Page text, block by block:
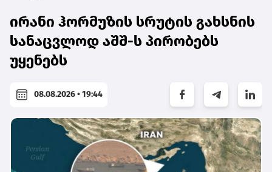
ირანი ჰორმუზის სრუტის გახსნის
სანაცვლოდ აშშ-ს პირობებს
უყენებს
08.08.2026 • 19:44